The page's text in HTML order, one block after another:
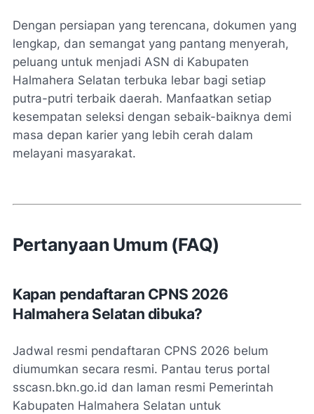
Dengan persiapan yang terencana, dokumen yang
lengkap, dan semangat yang pantang menyerah,
peluang untuk menjadi ASN di Kabupaten
Halmahera Selatan terbuka lebar bagi setiap
putra-putri terbaik daerah. Manfaatkan setiap
kesempatan seleksi dengan sebaik-baiknya demi
masa depan karier yang lebih cerah dalam
melayani masyarakat.
Pertanyaan Umum (FAQ)
Kapan pendaftaran CPNS 2026
Halmahera Selatan dibuka?
Jadwal resmi pendaftaran CPNS 2026 belum
diumumkan secara resmi. Pantau terus portal
sscasn.bkn.go.id dan laman resmi Pemerintah
Kabupaten Halmahera Selatan untuk